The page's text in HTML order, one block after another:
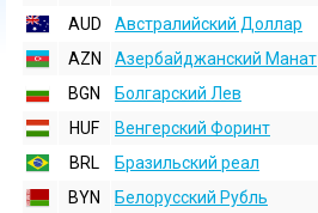
AUD
Австралийский Доллар
AZN
Азербайджанский Манат
BGN
Болгарский Лев
HUF
Венгерский Форинт
BRL
Бразильский реал
BYN
Белорусский Рубль